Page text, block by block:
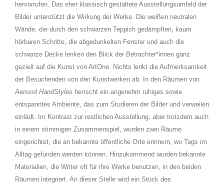
hervorrufen. Das eher klassisch gestaltete Ausstellungsumfeld der
Bilder unterstützt die Wirkung der Werke. Die weißen neutralen
Wände, die durch den schwarzen Teppich gedämpften, kaum
hörbaren Schritte, die abgedunkelten Fenster und auch die
schwarze Decke lenken den Blick der Betrachter*innen ganz
gezielt auf die Kunst von ArtOne. Nichts lenkt die Aufmerksamkeit
der Besuchenden von den Kunstwerken ab. In den Räumen von
Aerosol HandStyles herrscht ein angenehm ruhiges sowie
entspanntes Ambiente, das zum Studieren der Bilder und verweilen
einlädt. Im Kontrast zur restlichen Ausstellung, aber trotzdem auch
in einem stimmigen Zusammenspiel, wurden zwei Räume
eingerichtet, die an bekannte öffentliche Orte erinnern, wo Tags im
Alltag gefunden werden können. Hinzukommend wurden bekannte
Materialien, die Writer oft für ihre Werke benutzen, in den beiden
Räumen integriert. An dieser Stelle wird ein Stück des